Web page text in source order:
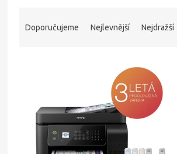
Doporučujeme Nejlevnější Nejdražší